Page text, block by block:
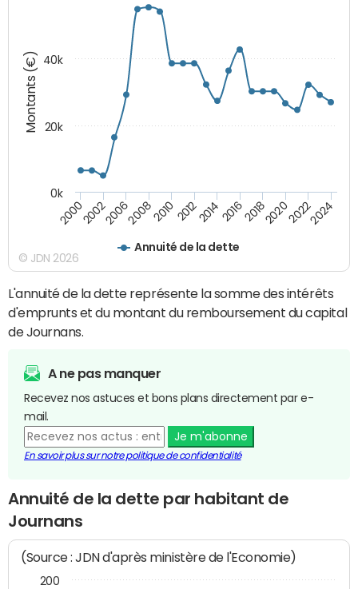
Montants (€)
Annuité de la dette
20002002200620082010 2012201420162018202020222024
0k
20k
40k
© JDN 2026
L'annuité de la dette représente la somme des intérêts
d'emprunts et du montant du remboursement du capital
de Journans.
A ne pas manquer
Recevez nos astuces et bons plans directement par e-
mail.
Je m'abonne
En savoir plus sur notre politique de confidentialité
Annuité de la dette par habitant de
Journans
(Source : JDN d'après ministère de l'Economie)
200